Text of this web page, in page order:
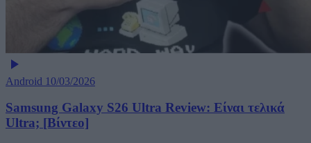
Android 10/03/2026
Samsung Galaxy S26 Ultra Review: Είναι τελικά
Ultra; [Βίντεο]